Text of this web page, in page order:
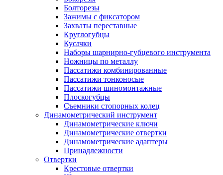
Болторезы
Зажимы с фиксатором
Захваты переставные
Круглогубцы
Кусачки
Наборы шарнирно-губцевого инструмента
Ножницы по металлу
Пассатижи комбинированные
Пассатижи тонконосые
Пассатижи шиномонтажные
Плоскогубцы
Съемники стопорных колец
Динамометрический инструмент
Динамометрические ключи
Динамометрические отвертки
Динамометрические адаптеры
Принадлежности
Отвертки
Крестовые отвертки